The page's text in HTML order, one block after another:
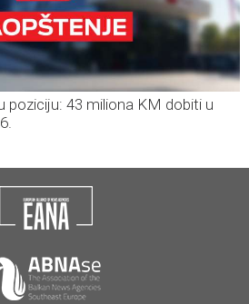
poziciju: 43 miliona KM dobiti u